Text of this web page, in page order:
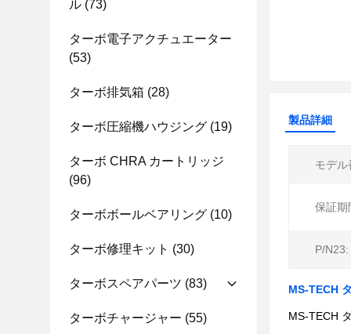
ル (73)
ターボ電子アクチュエーター
(53)
ターボ排気箱 (28)
ターボ圧縮機ハウジング (19)
ターボ CHRA カートリッジ
(96)
ターボボールベアリング (10)
ターボ修理キット (30)
ターボスペアパーツ (83)
ターボチャージャー (55)
製品詳細
モデル
保証期
P/N23:
MS-TECH
MS-TECH